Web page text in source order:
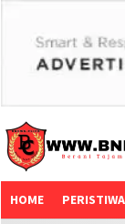
HOME PERISTIWA